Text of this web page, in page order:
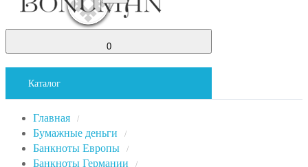
0
Каталог
Главная /
Бумажные деньги /
Банкноты Европы /
Банкноты Германии /